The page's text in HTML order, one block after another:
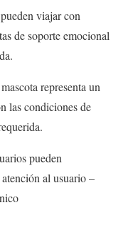
viajar con
de soporte emocional
representa un
las condiciones de
pueden
al usuario –